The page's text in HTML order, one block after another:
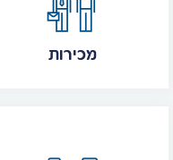
מכירות